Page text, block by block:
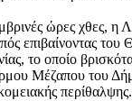
ώρες χθες, η
επιβαίνοντας
το οποίο
Μέζαπου του
περίθαλψης.